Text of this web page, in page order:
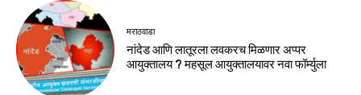
मराठवाडा
नांदेड आणि लातूरला लवकरच मिळणार अप्पर
आयुक्तालय ? महसूल आयुक्तालयावर नवा फॉर्म्युला